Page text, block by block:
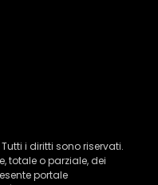
i diritti sono riservati.
totale o parziale, dei
portale